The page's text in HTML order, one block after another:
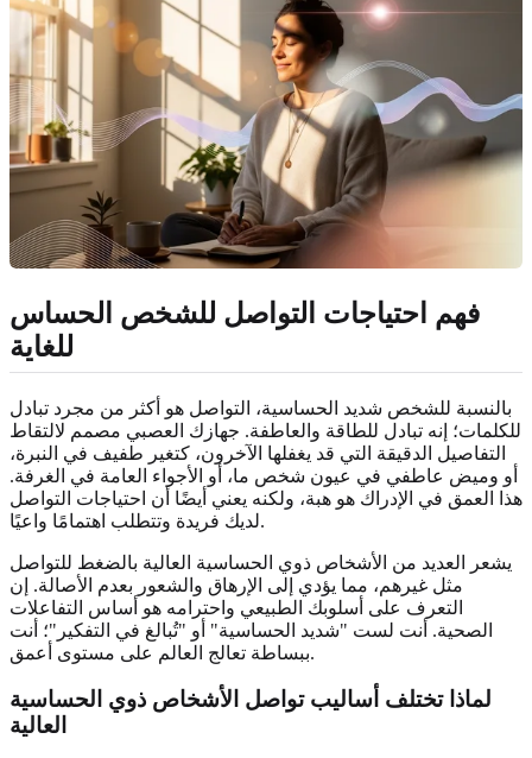
فهم احتياجات التواصل للشخص الحساس
للغاية
بالنسبة للشخص شديد الحساسية، التواصل هو أكثر من مجرد تبادل
للكلمات؛ إنه تبادل للطاقة والعاطفة. جهازك العصبي مصمم لالتقاط
التفاصيل الدقيقة التي قد يغفلها الآخرون، كتغير طفيف في النبرة،
أو وميض عاطفي في عيون شخص ما، أو الأجواء العامة في الغرفة.
هذا العمق في الإدراك هو هبة، ولكنه يعني أيضًا أن احتياجات التواصل
لديك فريدة وتتطلب اهتمامًا واعيًا.
يشعر العديد من الأشخاص ذوي الحساسية العالية بالضغط للتواصل
مثل غيرهم، مما يؤدي إلى الإرهاق والشعور بعدم الأصالة. إن
التعرف على أسلوبك الطبيعي واحترامه هو أساس التفاعلات
الصحية. أنت لست "شديد الحساسية" أو "تُبالغ في التفكير"؛ أنت
ببساطة تعالج العالم على مستوى أعمق.
لماذا تختلف أساليب تواصل الأشخاص ذوي الحساسية
العالية